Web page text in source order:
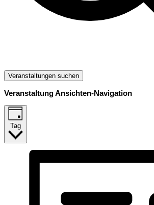
Veranstaltungen suchen
Veranstaltung Ansichten-Navigation
Tag